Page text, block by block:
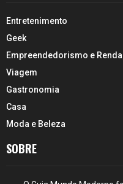
Entretenimento
Geek
Empreendedorismo e Renda
Viagem
Gastronomia
Casa
Moda e Beleza
SOBRE